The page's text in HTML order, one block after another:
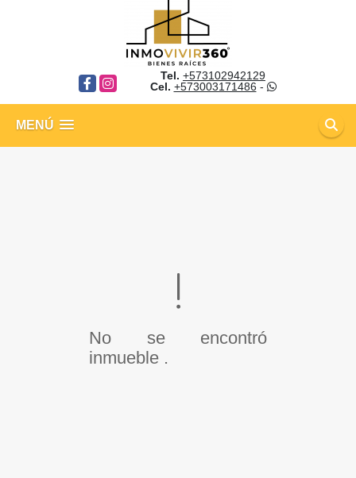
FacebookInstagram
Tel. +573102942129
Cel. +573003171486 -
MENÚ
No se encontró
inmueble .